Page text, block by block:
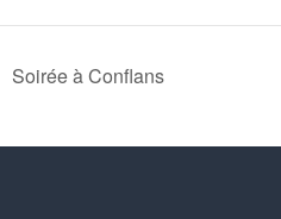
Soirée à Conflans